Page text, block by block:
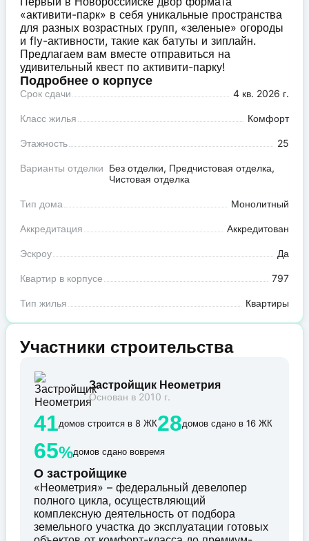
«активити-парк» в себя уникальные пространства
для разных возрастных групп, «зеленые» огороды
и fly-активности, такие как батуты и зиплайн.
Предлагаем вам вместе отправиться на
удивительный квест по активити-парку!
Подробнее о корпусе
Срок сдачи 4 кв. 2026 г.
Класс жилья Комфорт
Этажность 25
Варианты отделки Без отделки, Предчистовая отделка,
Чистовая отделка
Тип дома Монолитный
Аккредитация Аккредитован
Эскроу Да
Квартир в корпусе 797
Тип жилья Квартиры
Участники строительства
Застройщик Неометрия
Основан в 2010 г.
41домов строится в 8 ЖК28домов сдано в 16 ЖК
65%домов сдано вовремя
О застройщике
«Неометрия» – федеральный девелопер
полного цикла, осуществляющий
комплексную деятельность от подбора
земельного участка до эксплуатации готовых